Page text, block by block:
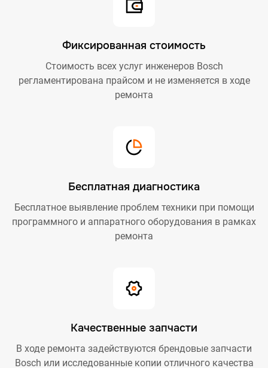
Фиксированная стоимость
Стоимость всех услуг инженеров Bosch
регламентирована прайсом и не изменяется в ходе
ремонта
Бесплатная диагностика
Бесплатное выявление проблем техники при помощи
программного и аппаратного оборудования в рамках
ремонта
Качественные запчасти
В ходе ремонта задействуются брендовые запчасти
Bosch или исследованные копии отличного качества